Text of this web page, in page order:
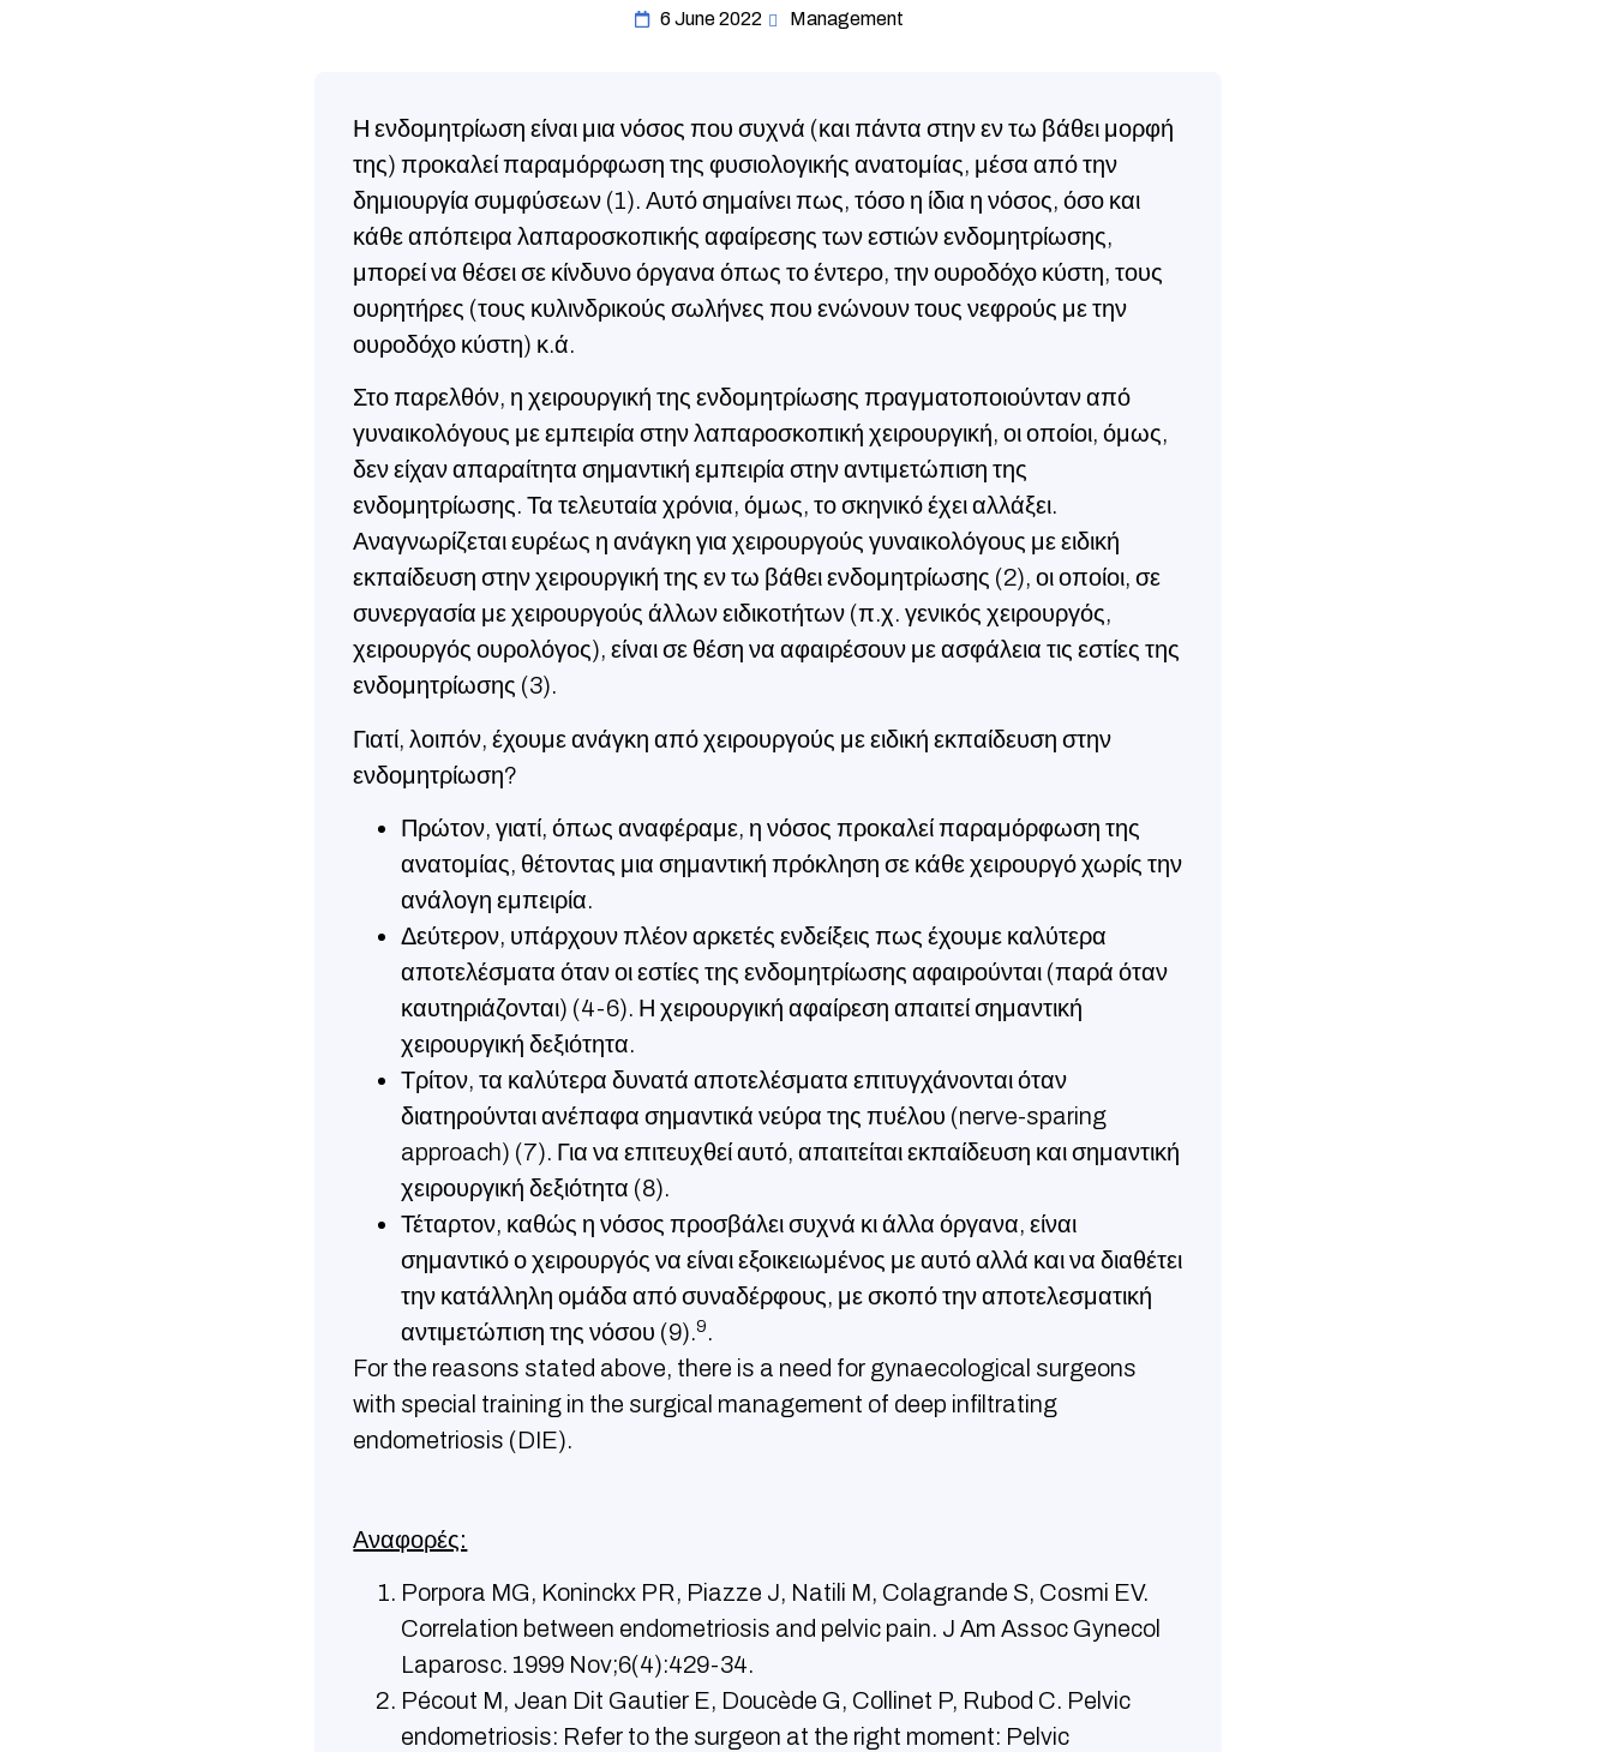
6 June 2022 Management
Η ενδομητρίωση είναι μια νόσος που συχνά (και πάντα στην εν τω βάθει μορφή
της) προκαλεί παραμόρφωση της φυσιολογικής ανατομίας, μέσα από την
δημιουργία συμφύσεων (1). Aυτό σημαίνει πως, τόσο η ίδια η νόσος, όσο και
κάθε απόπειρα λαπαροσκοπικής αφαίρεσης των εστιών ενδομητρίωσης,
μπορεί να θέσει σε κίνδυνο όργανα όπως το έντερο, την ουροδόχο κύστη, τους
ουρητήρες (τους κυλινδρικούς σωλήνες που ενώνουν τους νεφρούς με την
ουροδόχο κύστη) κ.ά.
Στο παρελθόν, η χειρουργική της ενδομητρίωσης πραγματοποιούνταν από
γυναικολόγους με εμπειρία στην λαπαροσκοπική χειρουργική, οι οποίοι, όμως,
δεν είχαν απαραίτητα σημαντική εμπειρία στην αντιμετώπιση της
ενδομητρίωσης. Τα τελευταία χρόνια, όμως, το σκηνικό έχει αλλάξει.
Αναγνωρίζεται ευρέως η ανάγκη για χειρουργούς γυναικολόγους με ειδική
εκπαίδευση στην χειρουργική της εν τω βάθει ενδομητρίωσης (2), οι οποίοι, σε
συνεργασία με χειρουργούς άλλων ειδικοτήτων (π.χ. γενικός χειρουργός,
χειρουργός ουρολόγος), είναι σε θέση να αφαιρέσουν με ασφάλεια τις εστίες της
ενδομητρίωσης (3).
Γιατί, λοιπόν, έχουμε ανάγκη από χειρουργούς με ειδική εκπαίδευση στην
ενδομητρίωση?
Πρώτον, γιατί, όπως αναφέραμε, η νόσος προκαλεί παραμόρφωση της
ανατομίας, θέτοντας μια σημαντική πρόκληση σε κάθε χειρουργό χωρίς την
ανάλογη εμπειρία.
Δεύτερον, υπάρχουν πλέον αρκετές ενδείξεις πως έχουμε καλύτερα
αποτελέσματα όταν οι εστίες της ενδομητρίωσης αφαιρούνται (παρά όταν
καυτηριάζονται) (4-6). Η χειρουργική αφαίρεση απαιτεί σημαντική
χειρουργική δεξιότητα.
Τρίτον, τα καλύτερα δυνατά αποτελέσματα επιτυγχάνονται όταν
διατηρούνται ανέπαφα σημαντικά νεύρα της πυέλου (nerve-sparing
approach) (7). Για να επιτευχθεί αυτό, απαιτείται εκπαίδευση και σημαντική
χειρουργική δεξιότητα (8).
Τέταρτον, καθώς η νόσος προσβάλει συχνά κι άλλα όργανα, είναι
σημαντικό ο χειρουργός να είναι εξοικειωμένος με αυτό αλλά και να διαθέτει
την κατάλληλη ομάδα από συναδέρφους, με σκοπό την αποτελεσματική
αντιμετώπιση της νόσου (9).9.
For the reasons stated above, there is a need for gynaecological surgeons
with special training in the surgical management of deep infiltrating
endometriosis (DIE).
Αναφορές:
Porpora MG, Koninckx PR, Piazze J, Natili M, Colagrande S, Cosmi EV.
Correlation between endometriosis and pelvic pain. J Am Assoc Gynecol
Laparosc. 1999 Nov;6(4):429-34.
Pécout M, Jean Dit Gautier E, Doucède G, Collinet P, Rubod C. Pelvic
endometriosis: Refer to the surgeon at the right moment: Pelvic